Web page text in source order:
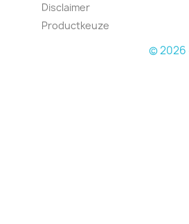
Disclaimer
Productkeuze
© 2026